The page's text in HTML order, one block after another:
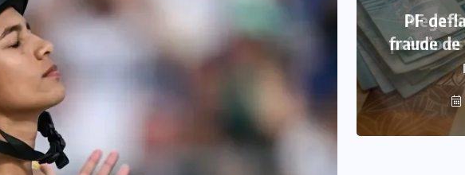
PF deflagra operação contra
fraude de R$ 5,7 milhões no INSS
no Maranhão
Mega-
prêmio